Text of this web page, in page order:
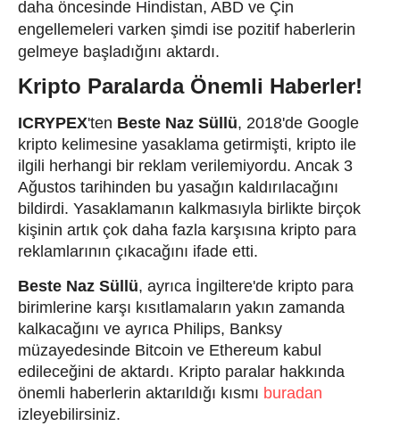
daha öncesinde Hindistan, ABD ve Çin
engellemeleri varken şimdi ise pozitif haberlerin
gelmeye başladığını aktardı.
Kripto Paralarda Önemli Haberler!
ICRYPEX'ten Beste Naz Süllü, 2018'de Google
kripto kelimesine yasaklama getirmişti, kripto ile
ilgili herhangi bir reklam verilemiyordu. Ancak 3
Ağustos tarihinden bu yasağın kaldırılacağını
bildirdi. Yasaklamanın kalkmasıyla birlikte birçok
kişinin artık çok daha fazla karşısına kripto para
reklamlarının çıkacağını ifade etti.
Beste Naz Süllü, ayrıca İngiltere'de kripto para
birimlerine karşı kısıtlamaların yakın zamanda
kalkacağını ve ayrıca Philips, Banksy
müzayedesinde Bitcoin ve Ethereum kabul
edileceğini de aktardı. Kripto paralar hakkında
önemli haberlerin aktarıldığı kısmı buradan
izleyebilirsiniz.